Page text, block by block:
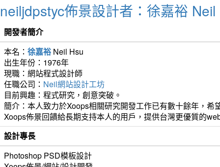
neiljdpstyc佈景設計者：徐嘉裕
開發者簡介
本名： 徐嘉裕 Neil Hsu
出生年份：1976年
現職：網站程式設計師
任職公司： Neil網站設計工坊
目前興趣：程式研究，創意突破。
簡介：本人致力於Xoops相關研究開發工作已有數十餘年，
Xoops佈景回饋給長期支持本人的用戶，提供台灣更優質的
設計專長
Photoshop PSD模板設計